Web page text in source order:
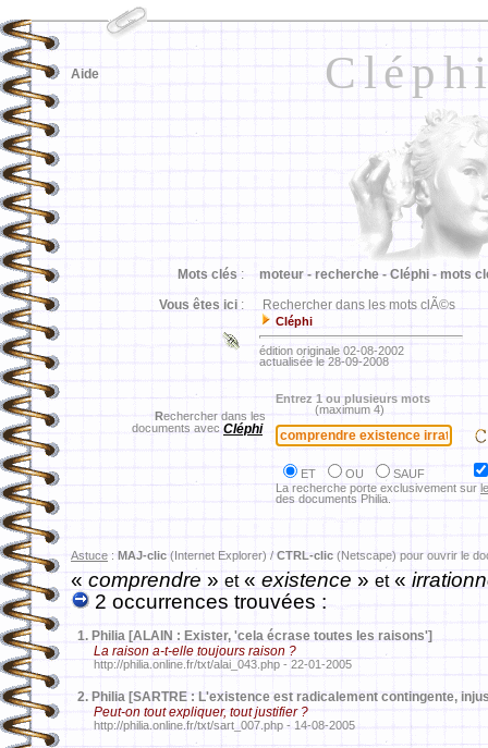
Aide
Mots clés : moteur - recherche - Cléphi - mots
Vous êtes ici : Rechercher dans les mots clÃ©s
Cléphi
édition originale 02-08-2002
actualisée le 28-09-2008
Rechercher dans les
documents avec Cléphi
Entrez 1 ou plusieurs mots
(maximum 4)
ET OU
SAUF
La recherche porte exclusivement sur
des documents Philia.
Astuce : MAJ-clic (Internet Explorer) / CTRL-clic (Netscape) pour ouvrir le
«comprendre » et« existence » et«
2 occurrences trouvées :
1. Philia [ALAIN : Exister, 'cela écrase toutes les raisons']
La raison a-t-elle toujours raison ?
http://philia.online.fr/txt/alai_043.php - 22-01-2005
2. Philia [SARTRE : L'existence est radicalement contingente,
Peut-on tout expliquer, tout justifier ?
http://philia.online.fr/txt/sart_007.php - 14-08-2005